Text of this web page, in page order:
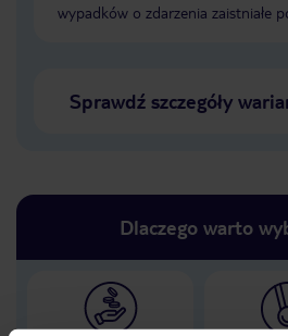
wypadków o zdarzenia zaistniałe
Sprawdź szczegóły
Dlaczego warto